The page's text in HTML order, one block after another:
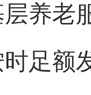
养老
足额